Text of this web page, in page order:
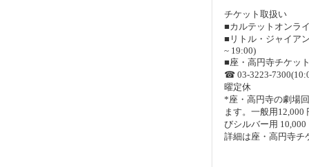
チケット取扱い
■カルテットオンラ
■リトル・ジャイア
~ 19:00)
■座・高円寺チケッ
☎ 03-3223-
曜定休
*座・高円寺の劇場
ます。一般用12,000
びシルバー用
詳細は座・高円寺チ